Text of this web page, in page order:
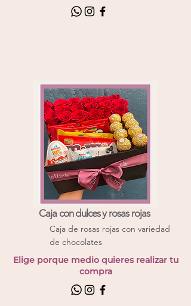
Caja con dulces y rosas rojas
Caja de rosas rojas con variedad
de chocolates
Elige porque medio quieres realizar tu
compra